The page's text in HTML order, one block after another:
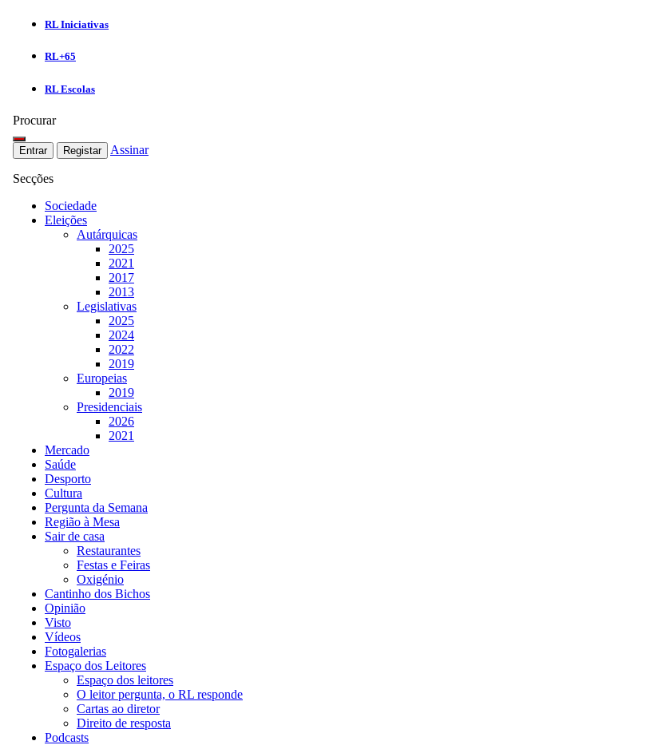
RL Iniciativas
RL+65
RL Escolas
Procurar
Entrar Registar Assinar
Secções
Sociedade
Eleições
Autárquicas
2025
2021
2017
2013
Legislativas
2025
2024
2022
2019
Europeias
2019
Presidenciais
2026
2021
Mercado
Saúde
Desporto
Cultura
Pergunta da Semana
Região à Mesa
Sair de casa
Restaurantes
Festas e Feiras
Oxigénio
Cantinho dos Bichos
Opinião
Visto
Vídeos
Fotogalerias
Espaço dos Leitores
Espaço dos leitores
O leitor pergunta, o RL responde
Cartas ao diretor
Direito de resposta
Podcasts